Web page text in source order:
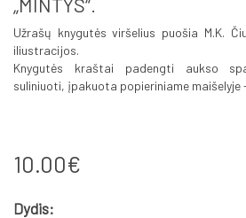
Užrašų knygutės viršelius puošia M.K.
iliustracijos.
Knygutės kraštai padengti aukso
suliniuoti, įpakuota popieriniame maišelyje
10.00€
Dydis: